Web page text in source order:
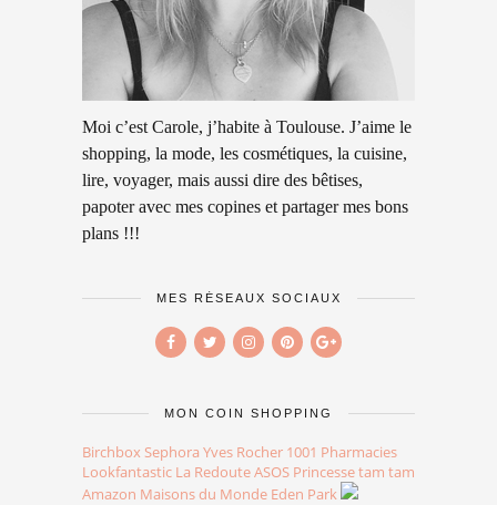
Moi c’est Carole, j’habite à Toulouse. J’aime le
shopping, la mode, les cosmétiques, la cuisine,
lire, voyager, mais aussi dire des bêtises,
papoter avec mes copines et partager mes bons
plans !!!
MES RÉSEAUX SOCIAUX
MON COIN SHOPPING
Birchbox Sephora Yves Rocher 1001 Pharmacies
Lookfantastic La RedouteASOS Princesse tam tam
Amazon Maisons du Monde Eden Park